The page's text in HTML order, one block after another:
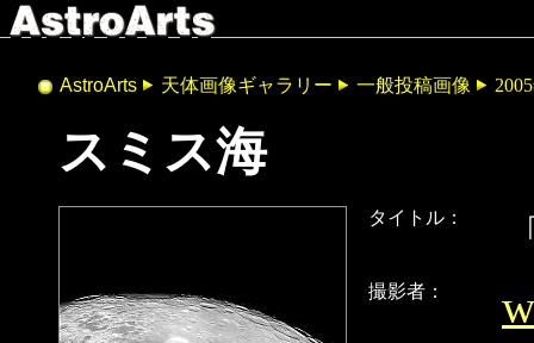
AstroArts 天体画像ギャラリー 一般投稿画像
スミス海
タイトル：
撮影者：